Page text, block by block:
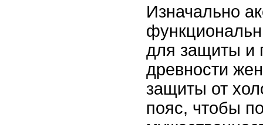
Изначально
для защиты и
древности
защиты от
пояс, чтобы